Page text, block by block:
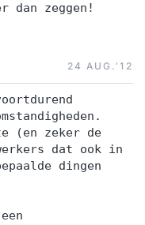
dan zeggen!
24 AUG.‘12
(en zeker de
dat ook in
dingen